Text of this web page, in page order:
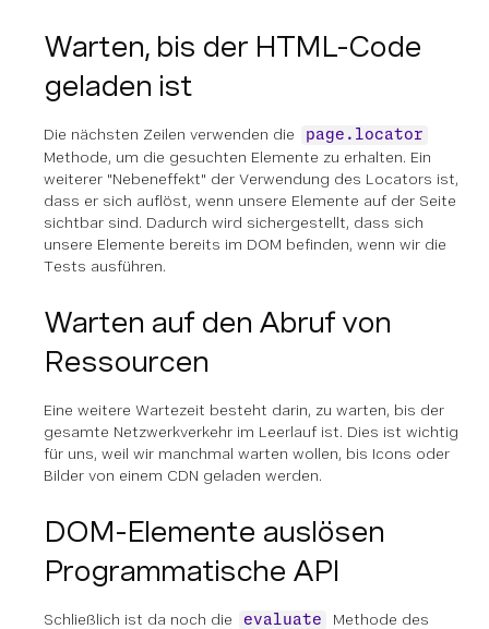
Warten, bis der HTML-Code
geladen ist
Die nächsten Zeilen verwenden die page.locator
Methode, um die gesuchten Elemente zu erhalten. Ein
weiterer "Nebeneffekt" der Verwendung des Locators ist,
dass er sich auflöst, wenn unsere Elemente auf der Seite
sichtbar sind. Dadurch wird sichergestellt, dass sich
unsere Elemente bereits im DOM befinden, wenn wir die
Tests ausführen.
Warten auf den Abruf von
Ressourcen
Eine weitere Wartezeit besteht darin, zu warten, bis der
gesamte Netzwerkverkehr im Leerlauf ist. Dies ist wichtig
für uns, weil wir manchmal warten wollen, bis Icons oder
Bilder von einem CDN geladen werden.
DOM-Elemente auslösen
Programmatische API
Schließlich ist da noch die evaluate Methode des